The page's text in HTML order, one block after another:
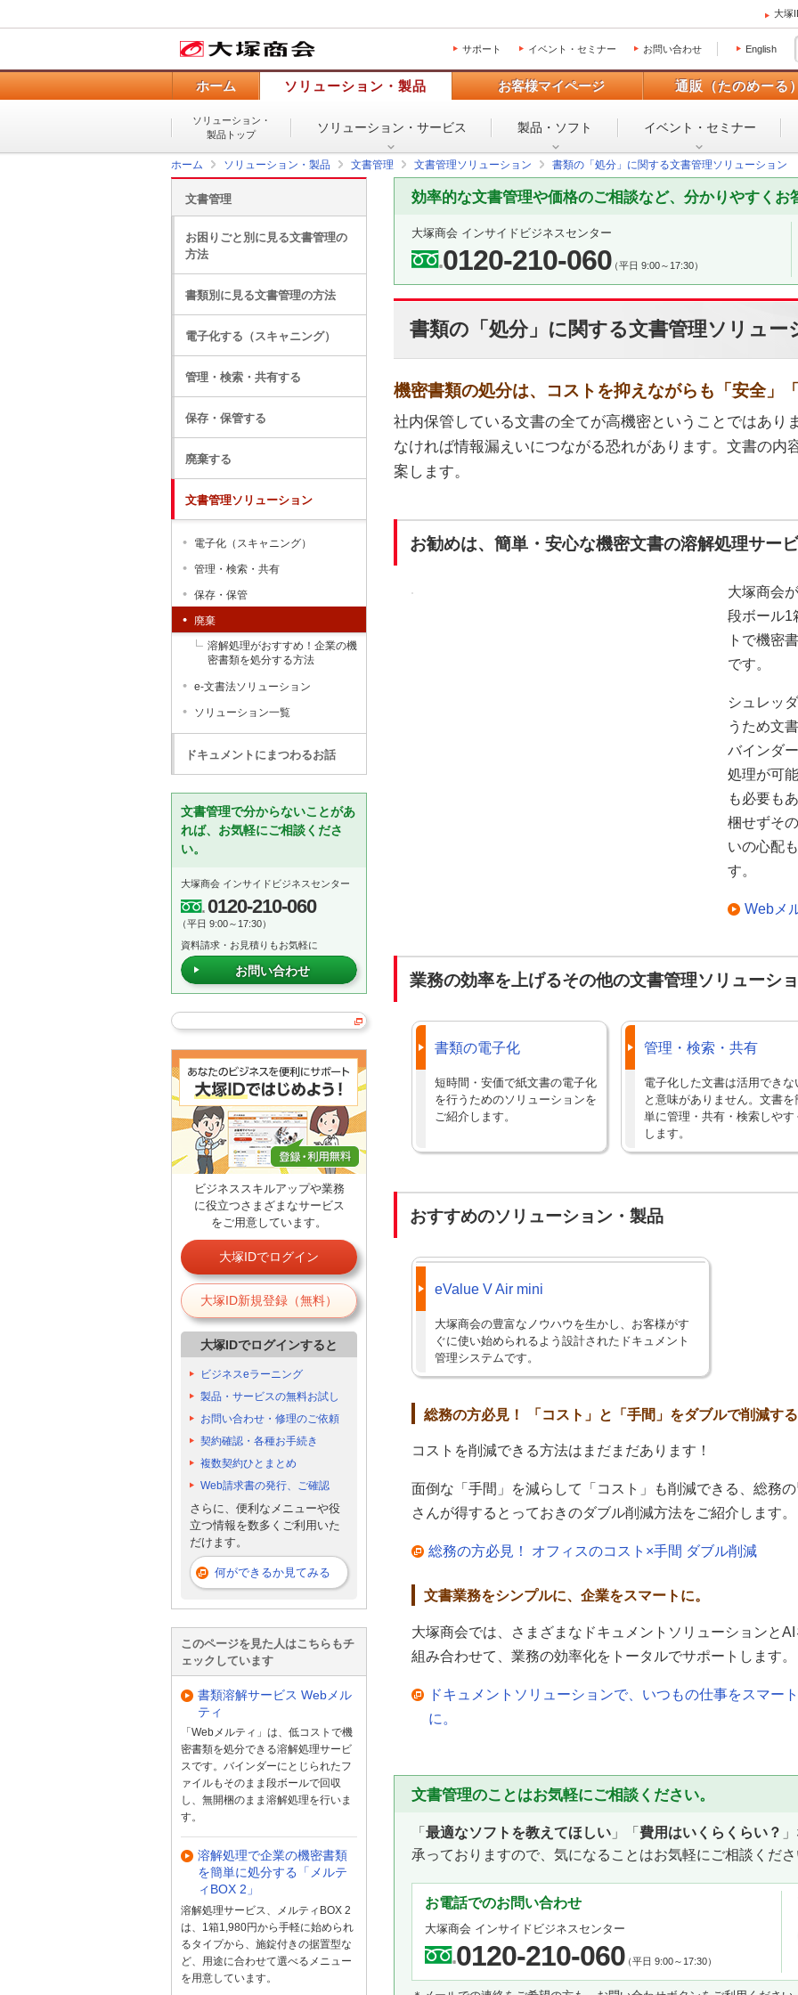
大塚
サポート イベント・セミナー お問い合わせ English
ホーム ソリューション・製品 お客様マイページ 通販（たのめーる）
ソリューション・
製品トップ
ソリューション・ サービス 製品・ソフト イベント・ セミナー
ホーム ソリューション・製品 文書管理 文書管理ソリューション 書類の「処分」に関する文書管理ソリューション
効率的な文書管理や価格のご相談など、分かりやすくお
大塚商会 インサイドビジネスセンター
0120-210-060（平日 9:00～17:30）
書類の「処分」に関する文書管理ソリュー
機密書類の処分は、コストを抑えながらも「安全」
社内保管している文書の全てが高機密ということではあり
なければ情報漏えいにつながる恐れがあります。文書の内
案します。
お勧めは、簡単・安心な機密文書の溶解処理サー
大塚商会
段ボール1
トで機密
です。
シュレッ
うため文
バインダ
処理が可
も必要も
梱せずそ
いの心配
す。
Webメ
業務の効率を上げるその他の文書管理ソリューシ
書類の電子化
短時間・安価で紙文書の電子化
を行うためのソリューションを
ご紹介します。
管理・検索・共有
電子化した文書は活用できな
と意味がありません。文書を
単に管理・共有・検索しやす
します。
おすすめのソリューション・製品
eValue V Air mini
大塚商会の豊富なノウハウを生かし、お客様がす
ぐに使い始められるよう設計されたドキュメント
管理システムです。
総務の方必見！ 「コスト」と「手間」をダブルで削減す
コストを削減できる方法はまだまだあります！
面倒な「手間」を減らして「コスト」も削減できる、総務の
さんが得するとっておきのダブル削減方法をご紹介します。
総務の方必見！ オフィスのコスト×手間 ダブル削減
文書業務をシンプルに、企業をスマートに。
大塚商会では、さまざまなドキュメントソリューションとAI
組み合わせて、業務の効率化をトータルでサポートします。
ドキュメントソリューションで、いつもの仕事をスマート
に。
文書管理のことはお気軽にご相談ください。
「 最適なソフトを教えてほしい 」「 費用はいくらくらい？
承っておりますので、気になることはお気軽にご相談くださ
お電話でのお問い合わせ
大塚商会 インサイドビジネスセンター
0120-210-060（平日 9:00～17:30）
文書管理
お困りごと別に見る文書管理の
方法
書類別に見る文書管理の方法
電子化する（スキャニング）
管理・検索・共有する
保存・保管する
廃棄する
文書管理ソリューション
電子化（スキャニング）
管理・検索・共有
保存・保管
廃棄
溶解処理がおすすめ！企業の機
密書類を処分する方法
e-文書法ソリューション
ソリューション一覧
ドキュメントにまつわるお話
文書管理で分からないことがあ
れば、お気軽にご相談くださ
い。
大塚商会 インサイドビジネスセンター
0120-210-060
（平日 9:00～17:30）
資料請求・お見積りもお気軽に
お問い合わせ
ビジネススキルアップや業務
に役立つさまざまなサービス
をご用意しています。
大塚IDでログイン
大塚ID新規登録（無料）
大塚IDでログインすると
ビジネスeラーニング
製品・サービスの無料お試し
お問い合わせ・修理のご依頼
契約確認・各種お手続き
複数契約ひとまとめ
Web請求書の発行、ご確認
さらに、便利なメニューや役
立つ情報を数多くご利用いた
だけます。
何ができるか見てみる
このページを見た人はこちらもチ
ェックしています
書類溶解サービス Webメル
ティ
「Webメルティ」は、低コストで機
密書類を処分できる溶解処理サービ
スです。バインダーにとじられたフ
ァイルもそのまま段ボールで回収
し、無開梱のまま溶解処理を行いま
す。
溶解処理で企業の機密書類
を簡単に処分する「メルテ
ィBOX 2」
溶解処理サービス、メルティBOX 2
は、1箱1,980円から手軽に始められ
るタイプから、施錠付きの据置型な
ど、用途に合わせて選べるメニュー
を用意しています。